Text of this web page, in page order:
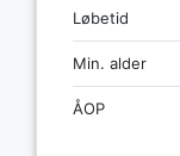
Løbetid
Min. alder
ÅOP